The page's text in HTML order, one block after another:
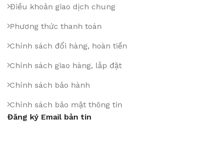
Điều khoản giao dịch chung
Phương thức thanh toán
Chính sách đổi hàng, hoàn tiền
Chính sách giao hàng, lắp đặt
Chính sách bảo hành
Chính sách bảo mật thông tin
Đăng ký Email bản tin